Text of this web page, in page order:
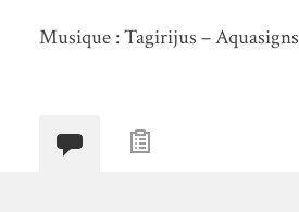
Musique : Tagirijus – Aquasigns